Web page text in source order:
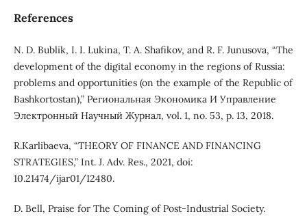
References
N. D. Bublik, I. I. Lukina, T. A. Shafikov, and R. F. Junusova, “The
development of the digital economy in the regions of Russia:
problems and opportunities (on the example of the Republic of
Bashkortostan),” Региональная Экономика И Управление
Электронный Научный Журнал, vol. 1, no. 53, p. 13, 2018.
R.Karlibaeva, “THEORY OF FINANCE AND FINANCING
STRATEGIES,” Int. J. Adv. Res., 2021, doi:
10.21474/ijar01/12480.
D. Bell, Praise for The Coming of Post-Industrial Society.